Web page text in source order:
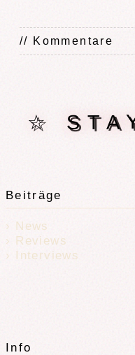
// Kommentare
☆
Beiträge
News
Reviews
Interviews
Info